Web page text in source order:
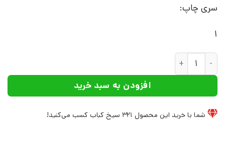
سری چاپ:
1
کتاب لویی آلتوسر | انتشارات ققنوس عدد
افزودن به سبد خرید
شما با خرید این محصول 321 سیخ کباب کسب می‌کنید!